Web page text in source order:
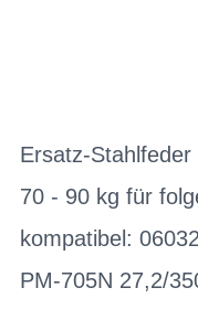
Ersatz-
70 - 90 kg für
kompatibel:
PM-705N 27,2/